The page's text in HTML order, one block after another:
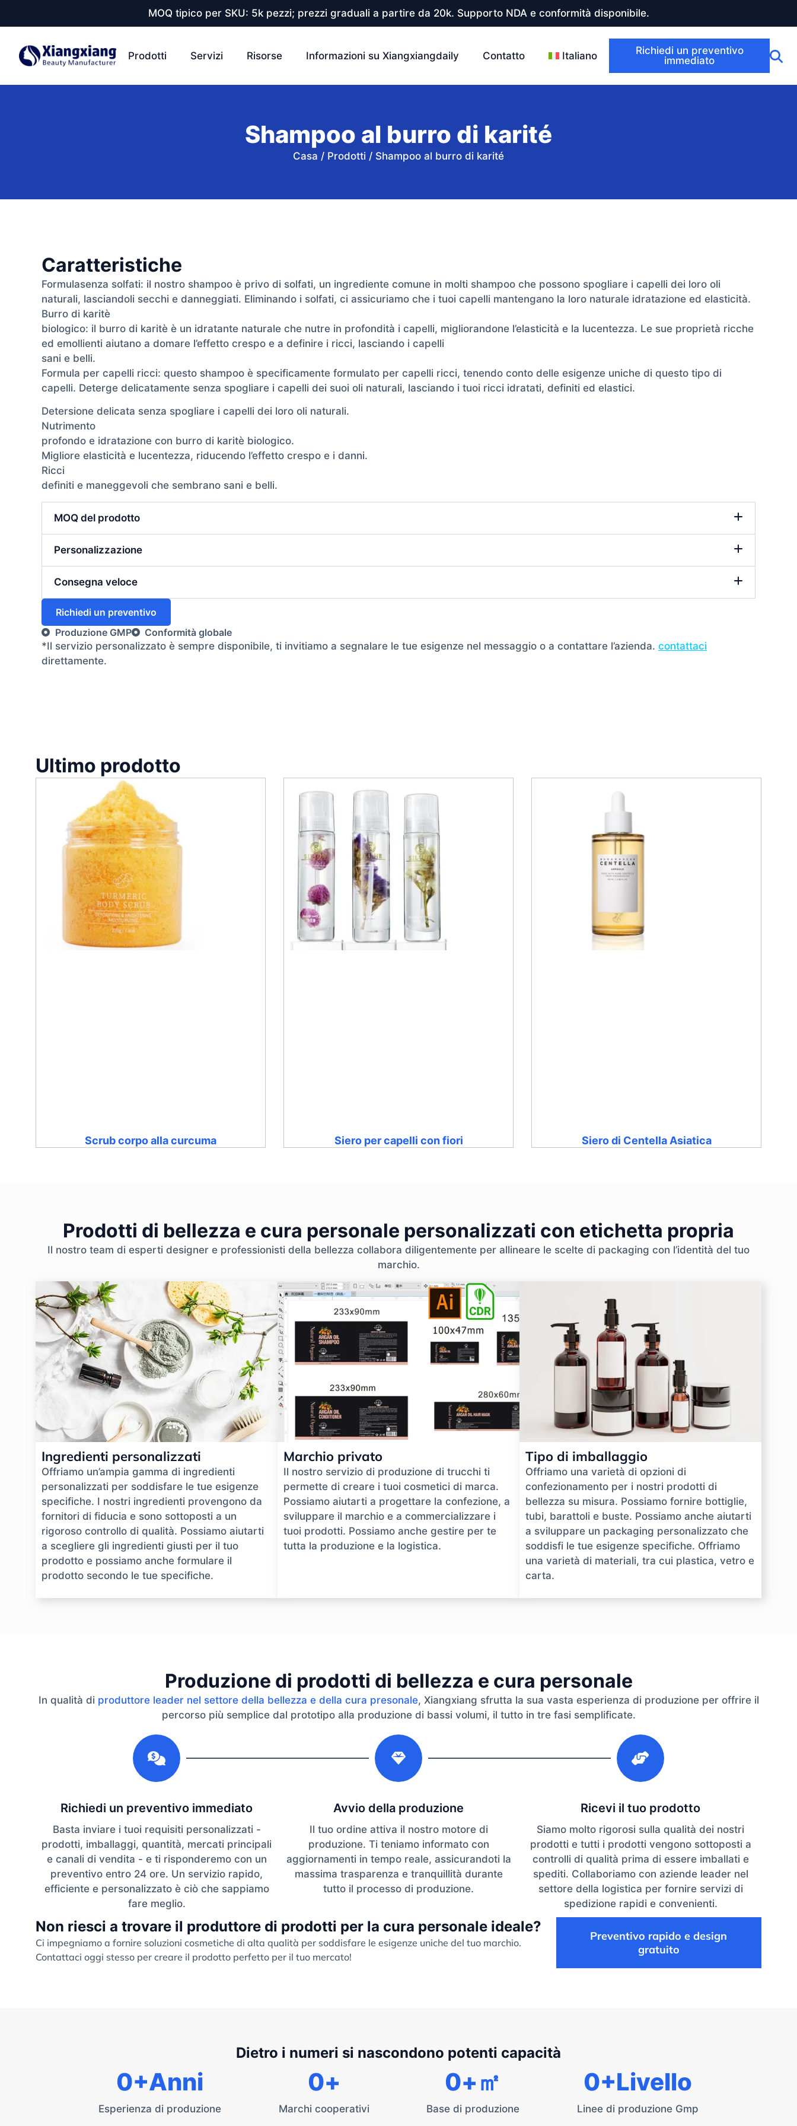
MOQ tipico per SKU: 5k pezzi; prezzi graduali a partire da 20k. Supporto NDA e conformità disponibile.
Prodotti Servizi Risorse Informazioni su Xiangxiangdaily Contatto Italiano
Richiedi un preventivo
immediato
Shampoo al burro di karité
Casa / Prodotti / Shampoo al burro di karité
Caratteristiche
Formulasenza solfati: il nostro shampoo è privo di solfati, un ingrediente comune in molti shampoo che possono spogliare i capelli dei loro oli
naturali, lasciandoli secchi e danneggiati. Eliminando i solfati, ci assicuriamo che i tuoi capelli mantengano la loro naturale idratazione ed elasticità.
Burro di karitè
biologico: il burro di karitè è un idratante naturale che nutre in profondità i capelli, migliorandone l’elasticità e la lucentezza. Le sue proprietà ricche
ed emollienti aiutano a domare l’effetto crespo e a definire i ricci, lasciando i capelli
sani e belli.
Formula per capelli ricci: questo shampoo è specificamente formulato per capelli ricci, tenendo conto delle esigenze uniche di questo tipo di
capelli. Deterge delicatamente senza spogliare i capelli dei suoi oli naturali, lasciando i tuoi ricci idratati, definiti ed elastici.
Detersione delicata senza spogliare i capelli dei loro oli naturali.
Nutrimento
profondo e idratazione con burro di karitè biologico.
Migliore elasticità e lucentezza, riducendo l’effetto crespo e i danni.
Ricci
definiti e maneggevoli che sembrano sani e belli.
MOQ del prodotto
Personalizzazione
Consegna veloce
Richiedi un preventivo
Produzione GMP
Conformità globale
*Il servizio personalizzato è sempre disponibile, ti invitiamo a segnalare le tue esigenze nel messaggio o a contattare l’azienda. contattaci
direttamente.
Ultimo prodotto
Scrub corpo alla curcuma Siero per capelli con fiori Siero di Centella Asiatica
Prodotti di bellezza e cura personale personalizzati con etichetta propria
Il nostro team di esperti designer e professionisti della bellezza collabora diligentemente per allineare le scelte di packaging con l’identità del tuo
marchio.
Ingredienti personalizzati
Offriamo un’ampia gamma di ingredienti
personalizzati per soddisfare le tue esigenze
specifiche. I nostri ingredienti provengono da
fornitori di fiducia e sono sottoposti a un
rigoroso controllo di qualità. Possiamo aiutarti
a scegliere gli ingredienti giusti per il tuo
prodotto e possiamo anche formulare il
prodotto secondo le tue specifiche.
Marchio privato
Il nostro servizio di produzione di trucchi ti
permette di creare i tuoi cosmetici di marca.
Possiamo aiutarti a progettare la confezione, a
sviluppare il marchio e a commercializzare i
tuoi prodotti. Possiamo anche gestire per te
tutta la produzione e la logistica.
Tipo di imballaggio
Offriamo una varietà di opzioni di
confezionamento per i nostri prodotti di
bellezza su misura. Possiamo fornire bottiglie,
tubi, barattoli e buste. Possiamo anche aiutarti
a sviluppare un packaging personalizzato che
soddisfi le tue esigenze specifiche. Offriamo
una varietà di materiali, tra cui plastica, vetro e
carta.
Produzione di prodotti di bellezza e cura personale
In qualità di produttore leader nel settore della bellezza e della cura presonale, Xiangxiang sfrutta la sua vasta esperienza di produzione per offrire il
percorso più semplice dal prototipo alla produzione di bassi volumi, il tutto in tre fasi semplificate.
Richiedi un preventivo immediato
Basta inviare i tuoi requisiti personalizzati -
prodotti, imballaggi, quantità, mercati principali
e canali di vendita - e ti risponderemo con un
preventivo entro 24 ore. Un servizio rapido,
efficiente e personalizzato è ciò che sappiamo
fare meglio.
Avvio della produzione
Il tuo ordine attiva il nostro motore di
produzione. Ti teniamo informato con
aggiornamenti in tempo reale, assicurandoti la
massima trasparenza e tranquillità durante
tutto il processo di produzione.
Ricevi il tuo prodotto
Siamo molto rigorosi sulla qualità dei nostri
prodotti e tutti i prodotti vengono sottoposti a
controlli di qualità prima di essere imballati e
spediti. Collaboriamo con aziende leader nel
settore della logistica per fornire servizi di
spedizione rapidi e convenienti.
Non riesci a trovare il produttore di prodotti per la cura personale ideale?
Ci impegniamo a fornire soluzioni cosmetiche di alta qualità per soddisfare le esigenze uniche del tuo marchio.
Contattaci oggi stesso per creare il prodotto perfetto per il tuo mercato!
Preventivo rapido e design
gratuito
Dietro i numeri si nascondono potenti capacità
Esperienza di produzione
0+Anni
Marchi cooperativi
0+
Base di produzione
0+㎡
Linee di produzione Gmp
0+Livello